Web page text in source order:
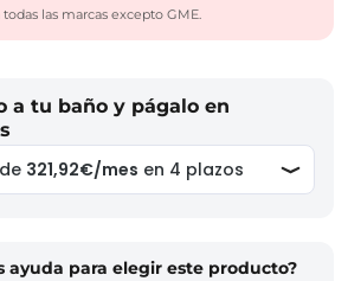
las marcas excepto GME.
a tu baño y págalo en
ayuda para elegir este producto?